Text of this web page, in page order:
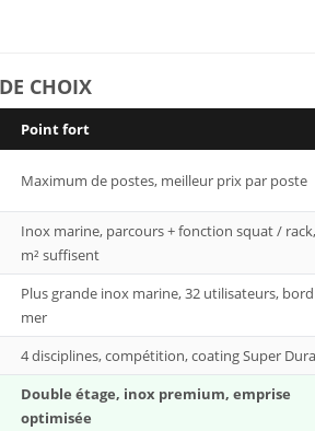
CHOIX
Point fort
Maximum de postes, meilleur prix par poste
Inox marine, parcours + fonction squat /
m² suffisent
Plus grande inox marine, 32 utilisateurs,
mer
4 disciplines, compétition, coating Super
Double étage, inox premium, emprise
optimisée